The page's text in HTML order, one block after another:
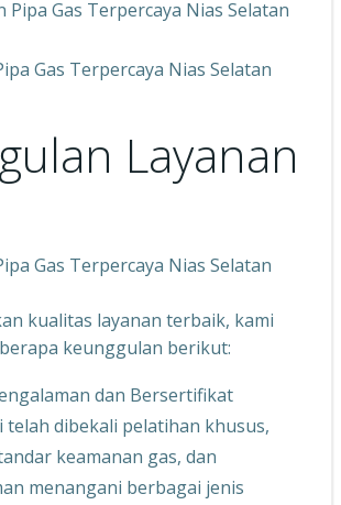
Gas Terpercaya Nias Selatan
Layanan
Gas Terpercaya Nias Selatan
kualitas layanan terbaik, kami
keunggulan berikut:
dan Bersertifikat
telah dibekali pelatihan khusus,
keamanan gas, dan
menangani berbagai jenis